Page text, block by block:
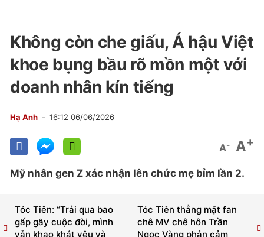
Không còn che giấu, Á hậu Việt
khoe bụng bầu rõ mồn một với
doanh nhân kín tiếng
Hạ Anh 16:12 06/06/2026
A- A+
Mỹ nhân gen Z xác nhận lên chức mẹ bỉm lần 2.
Tóc Tiên thẳng mặt fan
chê MV chê hôn Trần
Ngọc Vàng phản cảm
Tóc Tiên: “Trải qua bao
gấp gãy cuộc đời, mình
vẫn khao khát yêu và